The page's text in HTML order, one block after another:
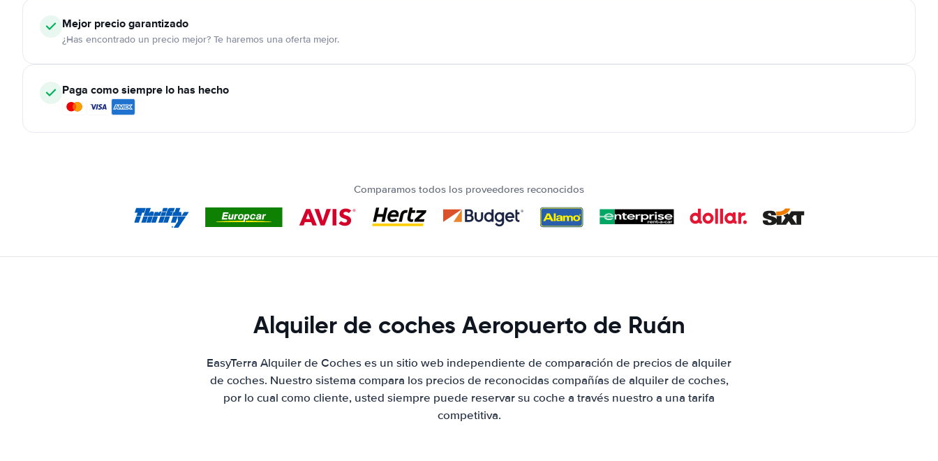
Mejor precio garantizado
¿Has encontrado un precio mejor? Te haremos una oferta mejor.
Paga como siempre lo has hecho
Comparamos todos los proveedores reconocidos
Alquiler de coches Aeropuerto de Ruán
EasyTerra Alquiler de Coches es un sitio web independiente de comparación de precios de alquiler
de coches. Nuestro sistema compara los precios de reconocidas compañías de alquiler de coches,
por lo cual como cliente, usted siempre puede reservar su coche a través nuestro a una tarifa
competitiva.